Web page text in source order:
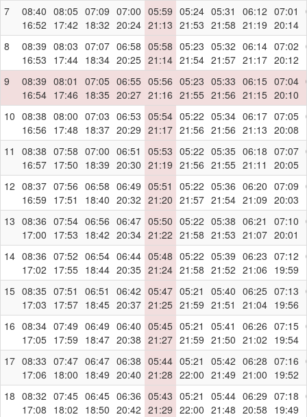
7
08:40
16:52
08:05
17:42
07:09
18:32
07:00
20:24
05:59
21:13
05:24
21:53
05:31
21:58
06:12
21:19
07:01
20:14
8
08:39
16:53
08:03
17:44
07:07
18:34
06:58
20:25
05:58
21:14
05:23
21:54
05:32
21:57
06:14
21:17
07:02
20:12
9
08:39
16:54
08:01
17:46
07:05
18:35
06:55
20:27
05:56
21:16
05:23
21:55
05:33
21:56
06:15
21:15
07:04
20:10
10 08:38
16:56
08:00
17:48
07:03
18:37
06:53
20:29
05:54
21:17
05:22
21:56
05:34
21:56
06:17
21:13
07:05
20:08
11
08:38
16:57
07:58
17:50
07:00
18:39
06:51
20:30
05:53
21:19
05:22
21:56
05:35
21:55
06:18
21:11
07:07
20:05
12 08:37
16:59
07:56
17:51
06:58
18:40
06:49
20:32
05:51
21:20
05:22
21:57
05:36
21:54
06:20
21:09
07:09
20:03
13 08:36
17:00
07:54
17:53
06:56
18:42
06:47
20:34
05:50
21:22
05:22
21:58
05:38
21:53
06:21
21:07
07:10
20:01
14 08:36
17:02
07:52
17:55
06:54
18:44
06:44
20:35
05:48
21:24
05:22
21:58
05:39
21:52
06:23
21:06
07:12
19:59
15 08:35
17:03
07:51
17:57
06:51
18:45
06:42
20:37
05:47
21:25
05:21
21:59
05:40
21:51
06:25
21:04
07:13
19:56
16 08:34
17:05
07:49
17:59
06:49
18:47
06:40
20:38
05:45
21:27
05:21
21:59
05:41
21:50
06:26
21:02
07:15
19:54
17 08:33
17:06
07:47
18:00
06:47
18:49
06:38
20:40
05:44
21:28
05:21
22:00
05:42
21:49
06:28
21:00
07:16
19:52
18 08:32
17:08
07:45
18:02
06:45
18:50
06:36
20:42
05:43
21:29
05:21
22:00
05:44
21:48
06:29
20:58
07:18
19:49